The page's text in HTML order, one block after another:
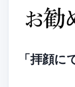
「拝顔